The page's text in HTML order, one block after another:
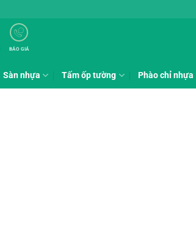
BÁO GIÁ
Sàn nhựa Tấm ốp tường Phào chỉ nhựa